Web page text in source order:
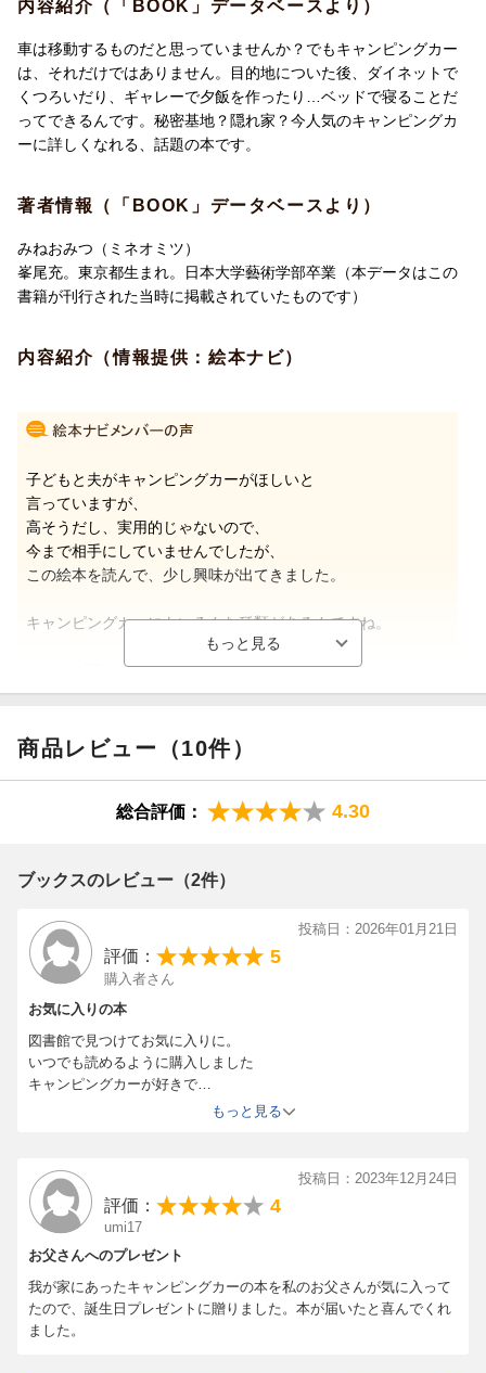
内容紹介（「BOOK」データベースより）
車は移動するものだと思っていませんか？でもキャンピングカー
は、それだけではありません。目的地についた後、ダイネットで
くつろいだり、ギャレーで夕飯を作ったり…ベッドで寝ることだ
ってできるんです。秘密基地？隠れ家？今人気のキャンピングカ
ーに詳しくなれる、話題の本です。
著者情報（「BOOK」データベースより）
みねおみつ（ミネオミツ）
峯尾充。東京都生まれ。日本大学藝術学部卒業（本データはこの
書籍が刊行された当時に掲載されていたものです）
内容紹介（情報提供：絵本ナビ）
子どもと夫がキャンピングカーがほしいと
言っていますが、
高そうだし、実用的じゃないので、
今まで相手にしていませんでしたが、
この絵本を読んで、少し興味が出てきました。
キャンピングカーにもいろんな種類があるんですね。
キャンプ場でいろんな人がキャンピングカーの中を
見せてくれる場面に
と言っていましたが、
実際いろんな工夫をしている人たちは
【情報提供・絵本ナビ】
商品レビュー（10件）
総合評価： 4.30
ブックスのレビュー（2件）
投稿日：2026年01月21日
評価： 5
購入者さん
お気に入りの本
図書館で見つけてお気に入りに。
いつでも読めるように購入しました
キャンピングカーが好きで
サービスエリアに停まっていたらもっと見る
投稿日：2023年12月24日
評価： 4
umi17
お父さんへのプレゼント
我が家にあったキャンピングカーの本を私のお父さんが気に入って
たので、誕生日プレゼントに贈りました。本が届いたと喜んでくれ
ました。